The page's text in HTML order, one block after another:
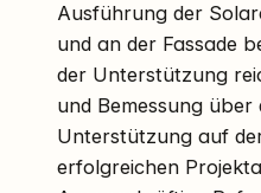
Ausführung der
und an der Fassade
der Unterstützung
und Bemessung über
Unterstützung auf
erfolgreichen